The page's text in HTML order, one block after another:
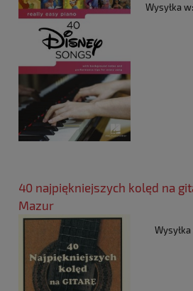
Wysyłka w:
40 najpiękniejszych kolęd na
Mazur
Wysyłka